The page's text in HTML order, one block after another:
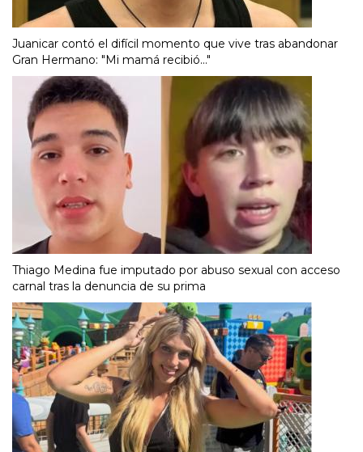
Juanicar contó el difícil momento que vive tras abandonar
Gran Hermano: "Mi mamá recibió..."
Thiago Medina fue imputado por abuso sexual con acceso
carnal tras la denuncia de su prima